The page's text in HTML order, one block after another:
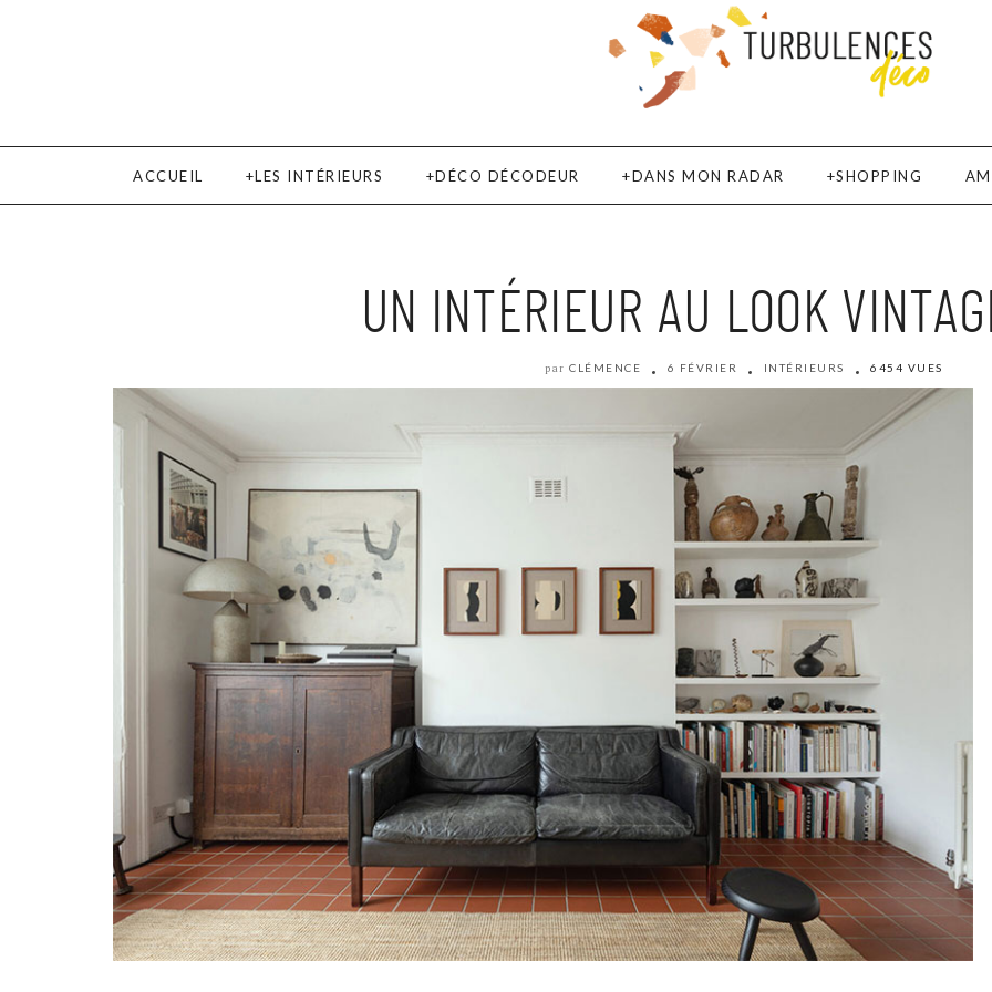
ACCUEIL LES INTÉRIEURS DÉCO DÉCODEUR DANS MON RADAR SHOPPING
UN INTÉRIEUR AU LOOK
par CLÉMENCE 6 FÉVRIER INTÉRIEURS 6454 VUES
LA REDOUTE
Bibliothèque plaquée
Orga